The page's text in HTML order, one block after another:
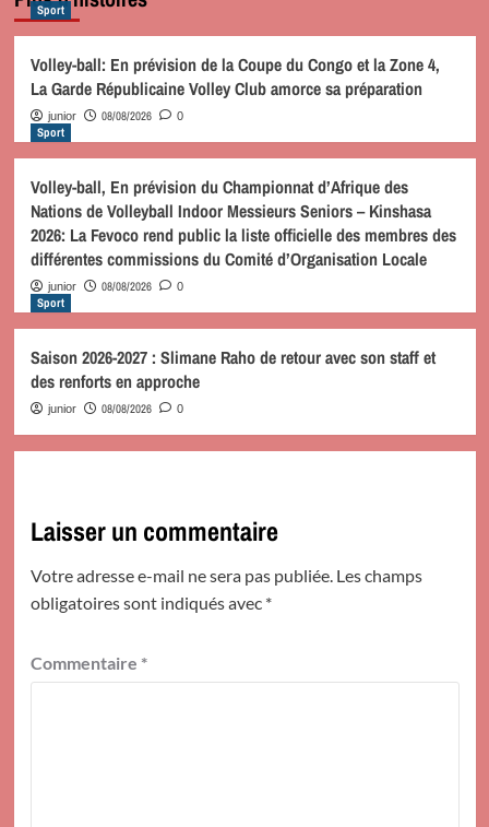
Sport
Volley-ball: En prévision de la Coupe du Congo et la Zone 4,
La Garde Républicaine Volley Club amorce sa préparation
junior 08/08/2026 0
Sport
Volley-ball, En prévision du Championnat d’Afrique des
Nations de Volleyball Indoor Messieurs Seniors – Kinshasa
2026: La Fevoco rend public la liste officielle des membres des
différentes commissions du Comité d’Organisation Locale
junior 08/08/2026 0
Sport
Saison 2026-2027 : Slimane Raho de retour avec son staff et
des renforts en approche
junior 08/08/2026 0
Laisser un commentaire
Votre adresse e-mail ne sera pas publiée. Les champs
obligatoires sont indiqués avec *
Commentaire *